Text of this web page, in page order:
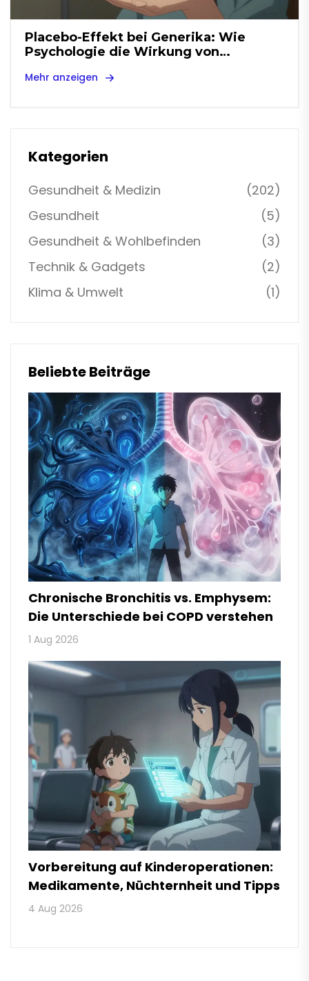
Placebo-Effekt bei Generika: Wie
Psychologie die Wirkung von
Mehr anzeigen
Kategorien
Gesundheit & Medizin
(202)
Gesundheit
(5)
Gesundheit & Wohlbefinden
(3)
Technik & Gadgets
(2)
Klima & Umwelt
(1)
Beliebte Beiträge
Chronische Bronchitis vs. Emphysem:
Die Unterschiede bei COPD verstehen
1 Aug 2026
Vorbereitung auf Kinderoperationen:
Medikamente, Nüchternheit und Tipps
4 Aug 2026